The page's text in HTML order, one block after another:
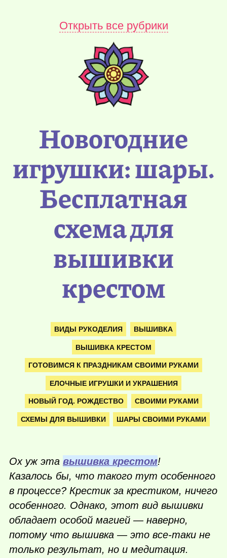
Открыть все рубрики
Новогодние
игрушки: шары.
Бесплатная
схема для
вышивки
крестом
ВИДЫ РУКОДЕЛИЯ ВЫШИВКА
ВЫШИВКА КРЕСТОМ
ГОТОВИМСЯ К ПРАЗДНИКАМ СВОИМИ РУКАМИ
ЕЛОЧНЫЕ ИГРУШКИ И УКРАШЕНИЯ
НОВЫЙ ГОД. РОЖДЕСТВО СВОИМИ РУКАМИ
СХЕМЫ ДЛЯ ВЫШИВКИ ШАРЫ СВОИМИ РУКАМИ
Ох уж эта вышивка крестом!
Казалось бы, что такого тут особенного
в процессе? Крестик за крестиком, ничего
особенного. Однако, этот вид вышивки
обладает особой магией — наверно,
потому что вышивка — это все-таки не
только результат, но и медитация.